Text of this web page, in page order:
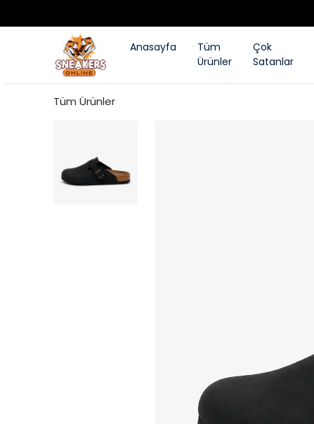
Anasayfa
Tüm
Ürünler
Çok
Satanlar
Tüm Ürünler